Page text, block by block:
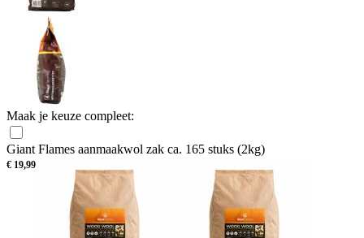
Maak je keuze compleet:
Giant Flames aanmaakwol zak ca. 165 stuks (2kg)
€ 19,99